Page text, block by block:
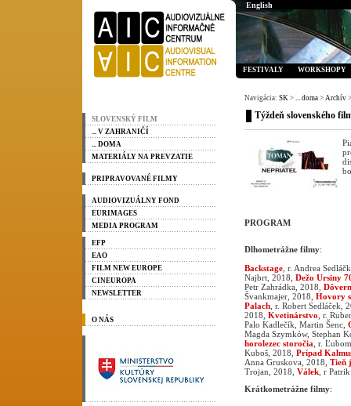
SLOVENSKÝ FILM
... V ZAHRANIČÍ
... DOMA
MATERIÁLY NA PREVZATIE
PRIPRAVOVANÉ FILMY
AUDIOVIZUÁLNY FOND
EURIMAGES
MEDIA PROGRAM
EFP
EAO
FILM NEW EUROPE
CINEUROPA
NEWSLETTER
O NÁS
English
FESTIVALY WORKSHOPY
Navigácia: SK > ... doma > Archív
Týždeň slovenského
PROGRAM
Dlhometrážne filmy:
Backstage , r. Andrea
Najbrt, 2018, Dežo Ursiny
Petr Zahrádka, 2018,
Švankmajer, 2018, Hovory
Palach , r. Robert Sedláček,
2018, Kvetinárstvo , r.
Palo Kadlečík, Martin Šenc,
Magda Szymków, Stephan
horolezec storočia , r.
Kuboš, 2018, Prípad
Anna Gruskova, 2018, Tieň
Trojan, 2018, Válek , r
Krátkometrážne filmy: